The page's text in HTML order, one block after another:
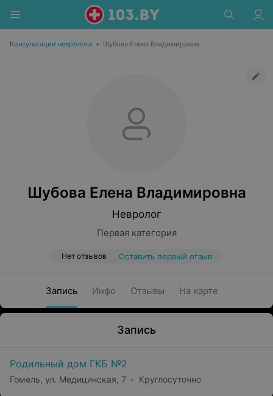
Консультации невролога • Шубова Елена Владимировна
Шубова Елена Владимировна
Невролог
Первая категория
Нет отзывов Оставить первый отзыв
Запись Инфо Отзывы На карте
Запись
Родильный дом ГКБ №2
Гомель, ул. Медицинская, 7 Круглосуточно